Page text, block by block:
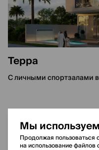
Терра
С личными спортзалами
Срок сдачи
Мы
Продолжая пользоваться
на использование